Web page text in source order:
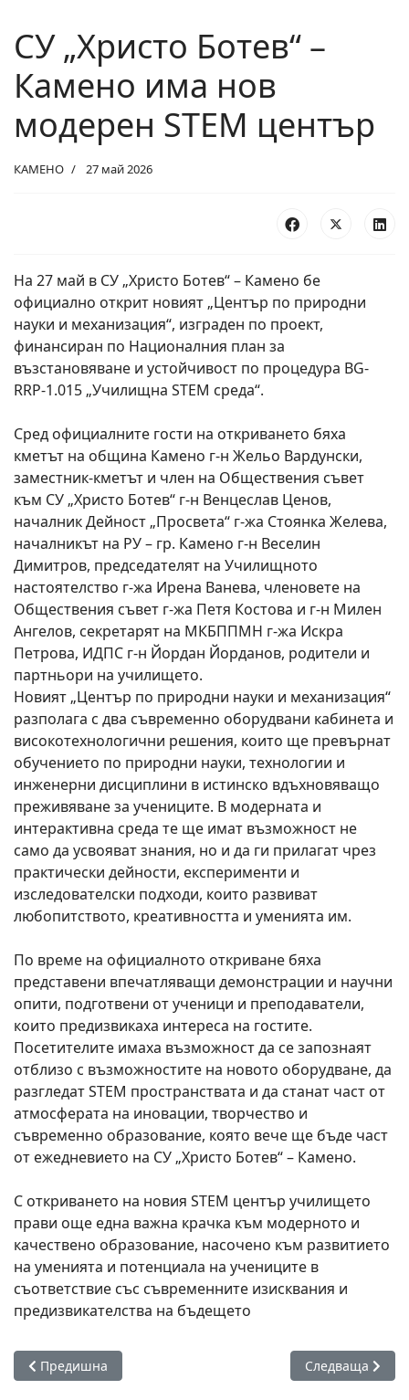
СУ „Христо Ботев“ –
Камено има нов
модерен STEM център
КАМЕНО 27 май 2026
На 27 май в СУ „Христо Ботев“ – Камено бе
официално открит новият „Център по природни
науки и механизация“, изграден по проект,
финансиран по Националния план за
възстановяване и устойчивост по процедура BG-
RRP-1.015 „Училищна STEM среда“.
Сред официалните гости на откриването бяха
кметът на община Камено г-н Жельо Вардунски,
заместник-кметът и член на Обществения съвет
към СУ „Христо Ботев“ г-н Венцеслав Ценов,
началник Дейност „Просвета“ г-жа Стоянка Желева,
началникът на РУ – гр. Камено г-н Веселин
Димитров, председателят на Училищното
настоятелство г-жа Ирена Ванева, членовете на
Обществения съвет г-жа Петя Костова и г-н Милен
Ангелов, секретарят на МКБППМН г-жа Искра
Петрова, ИДПС г-н Йордан Йорданов, родители и
партньори на училището.
Новият „Център по природни науки и механизация“
разполага с два съвременно оборудвани кабинета и
високотехнологични решения, които ще превърнат
обучението по природни науки, технологии и
инженерни дисциплини в истинско вдъхновяващо
преживяване за учениците. В модерната и
интерактивна среда те ще имат възможност не
само да усвояват знания, но и да ги прилагат чрез
практически дейности, експерименти и
изследователски подходи, които развиват
любопитството, креативността и уменията им.
По време на официалното откриване бяха
представени впечатляващи демонстрации и научни
опити, подготвени от ученици и преподаватели,
които предизвикаха интереса на гостите.
Посетителите имаха възможност да се запознаят
отблизо с възможностите на новото оборудване, да
разгледат STEM пространствата и да станат част от
атмосферата на иновации, творчество и
съвременно образование, която вече ще бъде част
от ежедневието на СУ „Христо Ботев“ – Камено.
С откриването на новия STEM център училището
прави още една важна крачка към модерното и
качествено образование, насочено към развитието
на уменията и потенциала на учениците в
съответствие със съвременните изисквания и
предизвикателства на бъдещето
Предишна статия: ДПЛУИ – Русокастро с престижно
Предишна Следваща
Следваща